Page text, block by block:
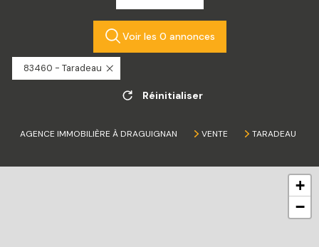
Voir les 0 annonces
83460 - Taradeau
Réinitialiser
AGENCE IMMOBILIÈRE À DRAGUIGNAN VENTE TARADEAU
+
−